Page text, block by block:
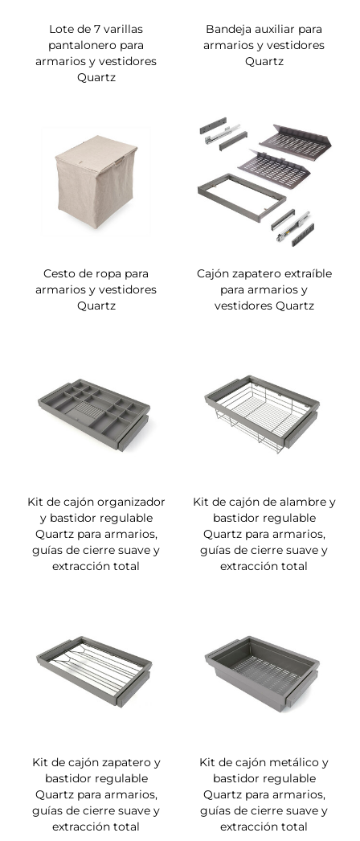
Lote de 7 varillas
pantalonero para
armarios y vestidores
Quartz
Bandeja auxiliar para
armarios y vestidores
Quartz
Cesto de ropa para
armarios y vestidores
Quartz
Cajón zapatero extraíble
para armarios y
vestidores Quartz
Kit de cajón organizador
y bastidor regulable
Quartz para armarios,
guías de cierre suave y
extracción total
Kit de cajón de alambre y
bastidor regulable
Quartz para armarios,
guías de cierre suave y
extracción total
Kit de cajón zapatero y
bastidor regulable
Quartz para armarios,
guías de cierre suave y
extracción total
Kit de cajón metálico y
bastidor regulable
Quartz para armarios,
guías de cierre suave y
extracción total